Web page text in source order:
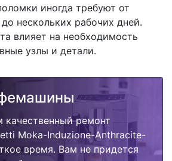
иногда требуют от
нескольких рабочих дней.
влияет на необходимость
узлы и детали.
ремонт
Moka-Induzione-Anthracite-
время. Вам не придется